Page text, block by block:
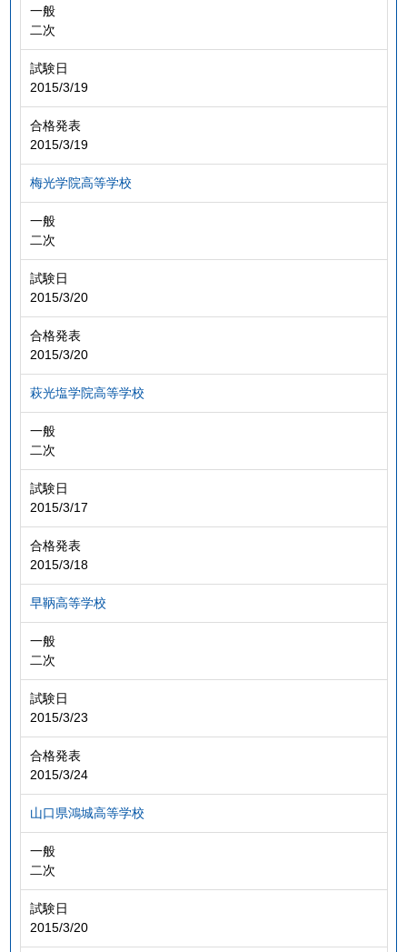
一般
二次
試験日
2015/3/19
合格発表
2015/3/19
梅光学院高等学校
一般
二次
試験日
2015/3/20
合格発表
2015/3/20
萩光塩学院高等学校
一般
二次
試験日
2015/3/17
合格発表
2015/3/18
早鞆高等学校
一般
二次
試験日
2015/3/23
合格発表
2015/3/24
山口県鴻城高等学校
一般
二次
試験日
2015/3/20